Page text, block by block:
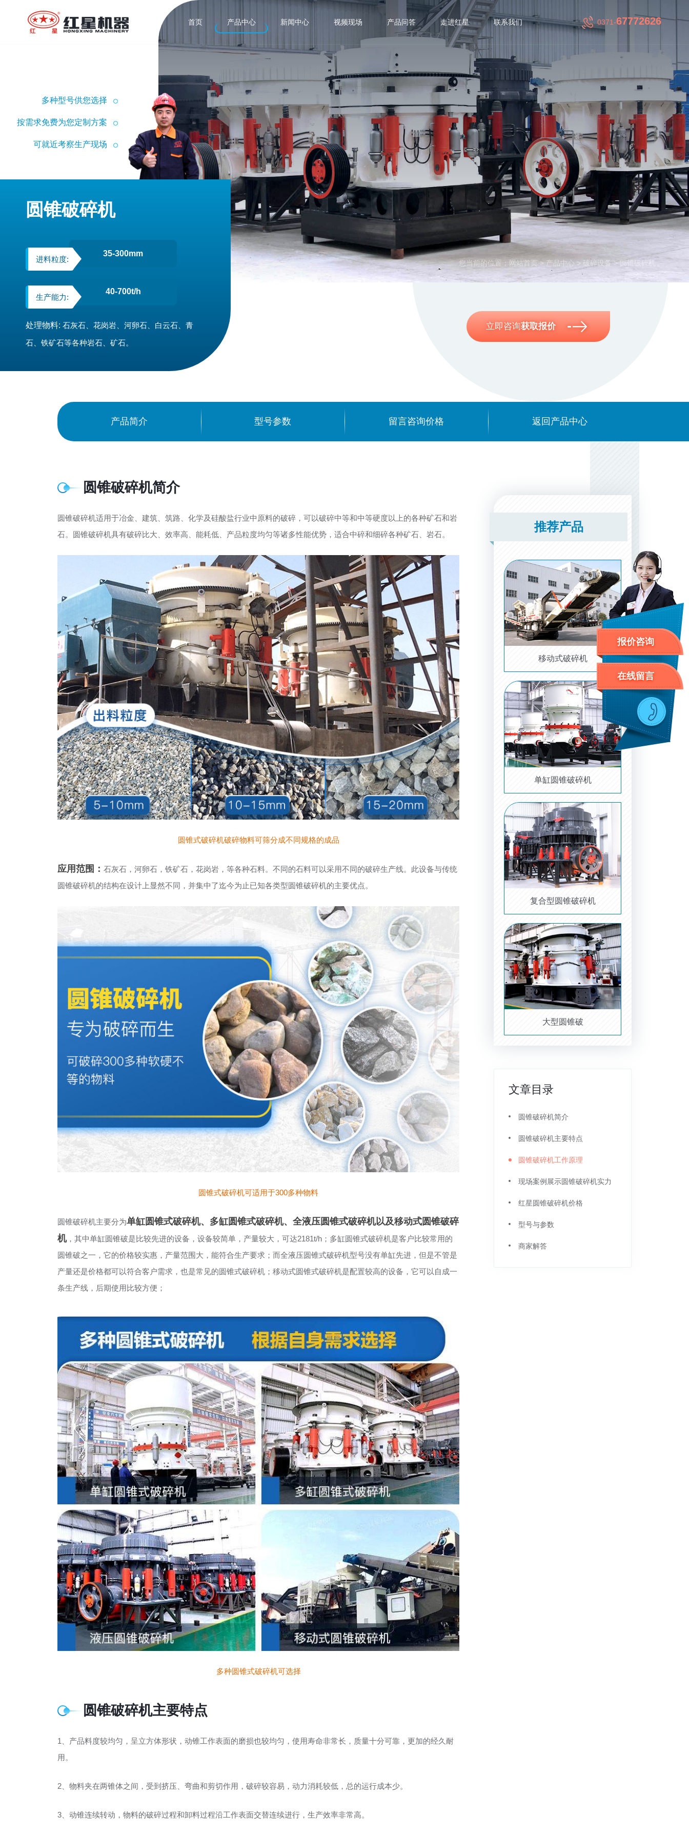
首页 产品中心 新闻中心 视频现场 产品问答 走进红星 联系我们 0371-67772626
您当前的位置： 网站首页>产品中心 > 破碎设备>圆锥破碎机
多种型号供您选择
按需求免费为您定制方案
可就近考察生产现场
圆锥破碎机
进料粒度:
35-300mm
生产能力:
40-700t/h
处理物料: 石灰石、花岗岩、河卵石、白云石、青
石、铁矿石等各种岩石、矿石。
立即咨询获取报价
产品简介 型号参数 留言咨询价格 返回产品中心
圆锥破碎机简介
圆锥破碎机适用于冶金、建筑、筑路、化学及硅酸盐行业中原料的破碎，可以破碎中等和中等硬度以上的各种矿石和岩
石。圆锥破碎机具有破碎比大、效率高、能耗低、产品粒度均匀等诸多性能优势，适合中碎和细碎各种矿石、岩石。
圆锥式破碎机破碎物料可筛分成不同规格的成品
应用范围： 石灰石，河卵石，铁矿石，花岗岩，等各种石料。不同的石料可以采用不同的破碎生产线。此设备与传统
圆锥破碎机的结构在设计上显然不同，并集中了迄今为止已知各类型圆锥破碎机的主要优点。
圆锥式破碎机可适用于300多种物料
圆锥破碎机主要分为单缸圆锥式破碎机、多缸圆锥式破碎机、全液压圆锥式破碎机以及移动式圆锥破碎
机，其中单缸圆锥破是比较先进的设备，设备较简单，产量较大，可达2181t/h；多缸圆锥式破碎机是客户比较常用的
圆锥破之一，它的价格较实惠，产量范围大，能符合生产要求；而全液压圆锥式破碎机型号没有单缸先进，但是不管是
产量还是价格都可以符合客户需求，也是常见的圆锥式破碎机；移动式圆锥式破碎机是配置较高的设备，它可以自成一
条生产线，后期使用比较方便；
多种圆锥式破碎机可选择
圆锥破碎机主要特点
1、产品料度较均匀，呈立方体形状，动锥工作表面的磨损也较均匀，使用寿命非常长，质量十分可靠，更加的经久耐
用。
2、物料夹在两锥体之间，受到挤压、弯曲和剪切作用，破碎较容易，动力消耗较低，总的运行成本少。
3、动锥连续转动，物料的破碎过程和卸料过程沿工作表面交替连续进行，生产效率非常高。
推荐产品
移动式破碎机
单缸圆锥破碎机
复合型圆锥破碎机
大型圆锥破
文章目录
圆锥破碎机简介
圆锥破碎机主要特点
圆锥破碎机工作原理
现场案例展示圆锥破碎机实力
红星圆锥破碎机价格
型号与参数
商家解答
报价咨询
在线留言